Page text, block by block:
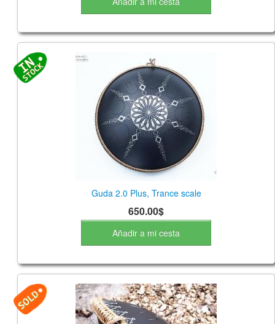
Guda 2.0 Plus, Trance scale
650.00$
Añadir a mi cesta